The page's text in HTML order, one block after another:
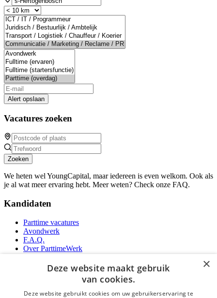
Alert opslaan
Vacatures zoeken
Zoeken
We heten wel YoungCapital, maar iedereen is even welkom. Ook als
je al wat meer ervaring hebt. Meer weten? Check onze FAQ.
Kandidaten
Parttime vacatures
Avondwerk
F.A.Q.
Over ParttimeWerk
YoungCapital Android App
×
Deze website maakt gebruik
van cookies.
Deze website gebruikt cookies om uw gebruikerservaring te